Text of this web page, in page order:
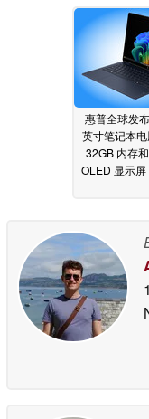
惠普全球发
英寸笔记本
32GB 内存
OLED 显示屏